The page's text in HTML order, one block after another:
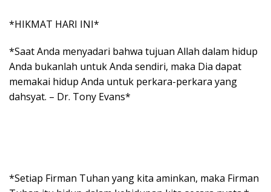
*HIKMAT HARI INI*
*Saat Anda menyadari bahwa tujuan Allah dalam hidup
Anda bukanlah untuk Anda sendiri, maka Dia dapat
memakai hidup Anda untuk perkara-perkara yang
dahsyat. – Dr. Tony Evans*
*Setiap Firman Tuhan yang kita aminkan, maka Firman